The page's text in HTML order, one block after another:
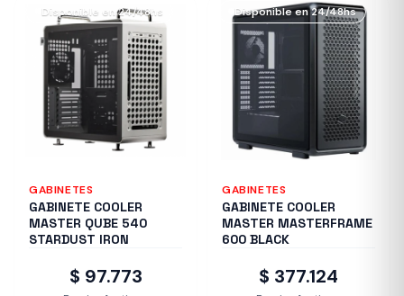
Disponible en 24/48hs
GABINETES
GABINETE COOLER
MASTER QUBE 540
STARDUST IRON
$ 97.773
Disponible en 24/48hs
GABINETES
GABINETE COOLER
MASTER MASTERFRAME
600 BLACK
$ 377.124